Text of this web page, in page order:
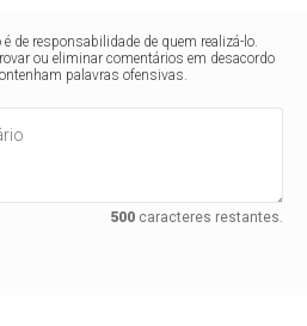
de responsabilidade de quem realizá-lo.
ou eliminar comentários em desacordo
palavras ofensivas.
500caracteres restantes.